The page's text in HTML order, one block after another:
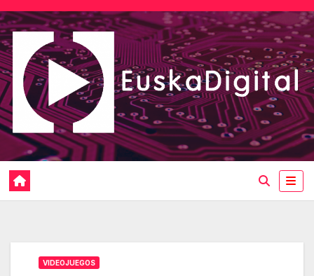
Saltar
al
contenido
VIDEOJUEGOS